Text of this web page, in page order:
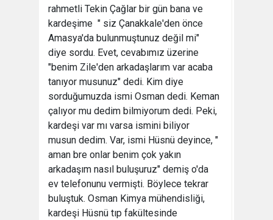
rahmetli Tekin Çağlar bir gün bana ve
kardeşime " siz Çanakkale'den önce
Amasya'da bulunmuştunuz değil mi"
diye sordu. Evet, cevabımız üzerine
"benim Zile'den arkadaşlarım var acaba
tanıyor musunuz" dedi. Kim diye
sorduğumuzda ismi Osman dedi. Keman
çalıyor mu dedim bilmiyorum dedi. Peki,
kardeşi var mı varsa ismini biliyor
musun dedim. Var, ismi Hüsnü deyince, "
aman bre onlar benim çok yakın
arkadaşım nasıl buluşuruz" demiş o'da
ev telefonunu vermişti. Böylece tekrar
buluştuk. Osman Kimya mühendisliği,
kardeşi Hüsnü tıp fakültesinde